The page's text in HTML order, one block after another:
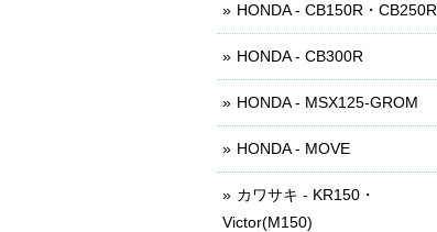
HONDA - CB150R・CB250R
HONDA - CB300R
HONDA - MSX125-GROM
HONDA - MOVE
カワサキ - KR150・
Victor(M150)